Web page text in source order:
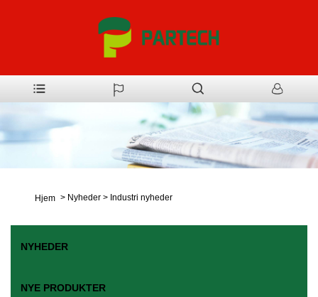
Hjem > Nyheder > Industri nyheder
NYHEDER
NYE PRODUKTER